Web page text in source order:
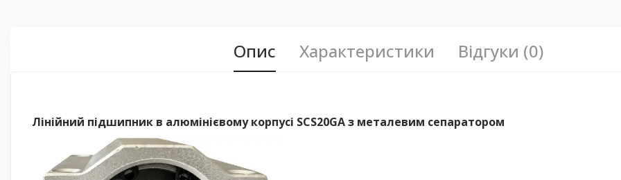
Опис Характеристики Відгуки (0)
Лінійний підшипник в алюмінієвому корпусі SCS20GA з металевим сепаратором